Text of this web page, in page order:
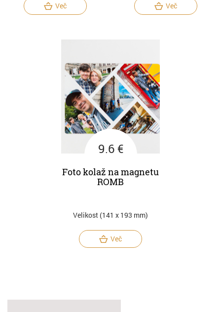
Več Več
9.6 €
Foto kolaž na magnetu
ROMB
Velikost (141 x 193 mm)
Več